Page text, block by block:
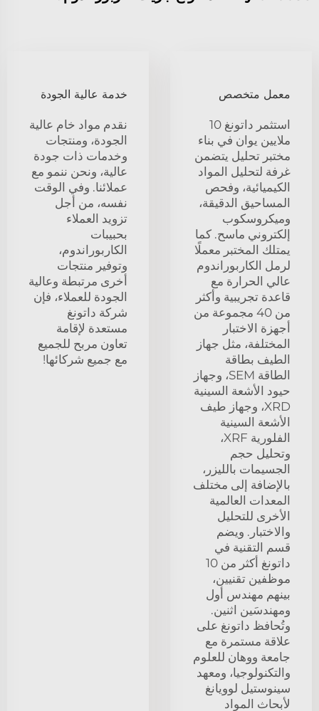
معمل متخصص
استثمر داتونغ 10
ملايين يوان في بناء
مختبر تحليل يتضمن
غرفة لتحليل المواد
الكيميائية، وفحص
المساحيق الدقيقة،
وميكروسكوب
إلكتروني ماسح. كما
يمتلك المختبر معملًا
لرمل الكاربوراندوم
عالي الحرارة مع
قاعدة تجريبية وأكثر
من 40 مجموعة من
أجهزة الاختبار
المختلفة، مثل جهاز
الطيف بطاقة
الطاقة SEM، وجهاز
حيود الأشعة السينية
XRD، وجهاز طيف
الأشعة السينية
الفلورية XRF،
وتحليل حجم
الجسيمات بالليزر،
بالإضافة إلى مختلف
المعدات العالمية
الأخرى للتحليل
والاختبار. ويضم
قسم التقنية في
داتونغ أكثر من 10
موظفين تقنيين،
بينهم مهندس أول
ومهندسَين اثنين.
وتُحافظ داتونغ على
علاقة مستمرة مع
جامعة ووهان للعلوم
والتكنولوجيا، ومعهد
سينوستيل لوويانغ
لأبحاث المواد
خدمة عالية الجودة
نقدم مواد خام عالية
الجودة، ومنتجات
وخدمات ذات جودة
عالية، ونحن ننمو مع
عملائنا. وفي الوقت
نفسه، من أجل
تزويد العملاء
بحبيبات
الكاربوراندوم،
وتوفير منتجات
أخرى مرتبطة وعالية
الجودة للعملاء، فإن
شركة داتونغ
مستعدة لإقامة
تعاون مربح للجميع
مع جميع شركائها!